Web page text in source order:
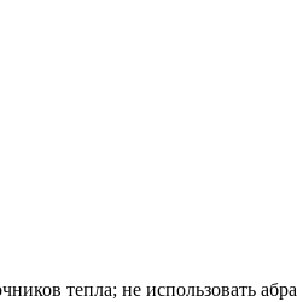
тепла; не использовать